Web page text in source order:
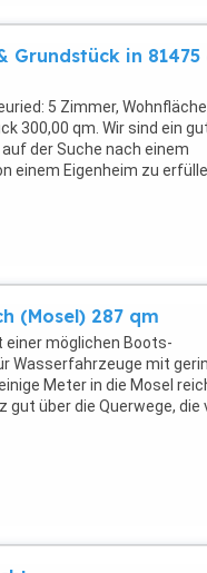
Grundstück in 81475
5 Zimmer, Wohnfläche
300,00 qm. Wir sind ein
der Suche nach einem
einem Eigenheim zu
...
(Mosel) 287 qm
einer möglichen Boots-
Wasserfahrzeuge mit
Meter in die Mosel
gut über die Querwege, die